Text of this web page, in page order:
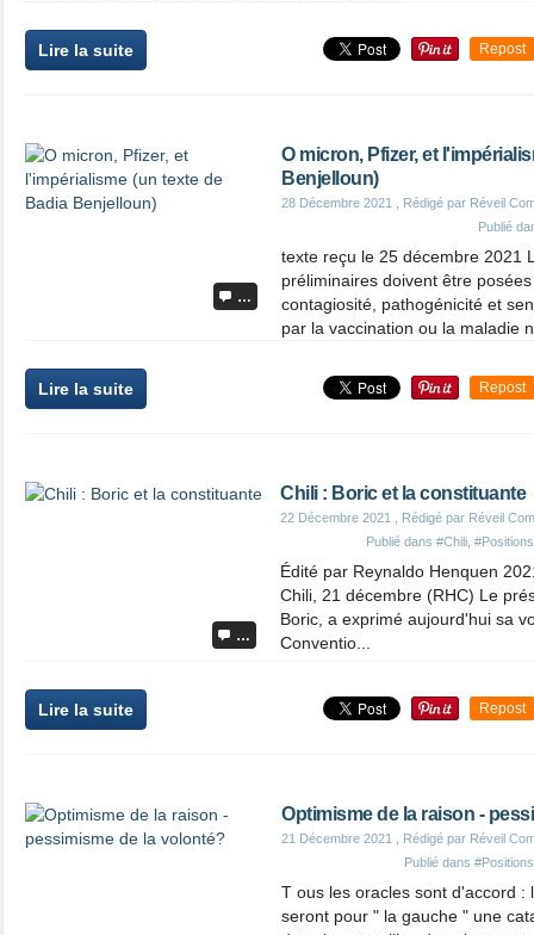
Lire la suite Repost
…
O micron, Pfizer, et
Benjelloun)
28 Décembre 2021
, Rédigé par Réveil
Publié
texte reçu le 25 décembre 2021
préliminaires doivent être
contagiosité, pathogénicité et
par la vaccination ou la maladie
Lire la suite Repost
…
Chili : Boric et la constituante
22 Décembre 2021
, Rédigé par Réveil
Publié dans #Chili #Positions
Édité par Reynaldo Henquen
Chili, 21 décembre (RHC) Le
Boric, a exprimé aujourd'hui sa
Conventio...
Lire la suite Repost
Optimisme de la raison -
21 Décembre 2021
, Rédigé par Réveil
Publié dans #Positions
T ous les oracles sont d'accord :
seront pour " la gauche " une